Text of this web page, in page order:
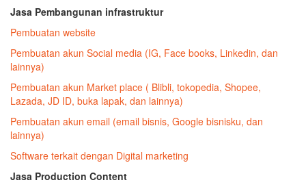
Jasa Pembangunan infrastruktur
Pembuatan website
Pembuatan akun Social media (IG, Face books, Linkedin, dan
lainnya)
Pembuatan akun Market place ( Blibli, tokopedia, Shopee,
Lazada, JD ID, buka lapak, dan lainnya)
Pembuatan akun email (email bisnis, Google bisnisku, dan
lainnya)
Software terkait dengan Digital marketing
Jasa Production Content